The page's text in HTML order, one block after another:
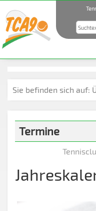
Sie befinden sich auf:
Termine